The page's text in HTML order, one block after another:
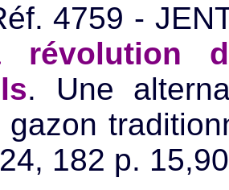
4759 -
révolution
. Une
gazon
182 p.